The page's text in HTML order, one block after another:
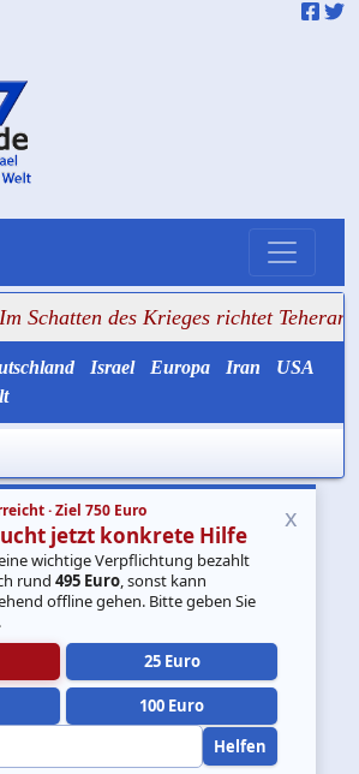
Krieges richtet Teheran weiter hin
Israel Europa Iran
USA
· Ziel 750 Euro
jetzt konkrete Hilfe
wichtige Verpflichtung bezahlt
rund495 Euro, sonst kann
offline gehen. Bitte geben Sie
25 Euro
100 Euro
Helfen
x